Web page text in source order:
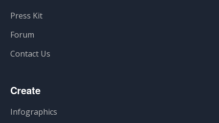
Press Kit
Forum
Contact Us
Create
Infographics